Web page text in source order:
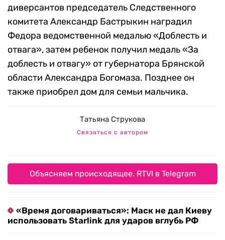
диверсантов председатель Следственного
комитета Александр Бастрыкин наградил
Федора ведомственной медалью «Доблесть и
отвага», затем ребенок получил медаль «За
доблесть и отвагу» от губернатора Брянской
области Александра Богомаза. Позднее он
также приобрел дом для семьи мальчика.
Татьяна Струкова
Связаться с автором
Объясняем происходящее. RTVI в Telegram
«Время договариваться»: Маск не дал Киеву
использовать Starlink для ударов вглубь РФ